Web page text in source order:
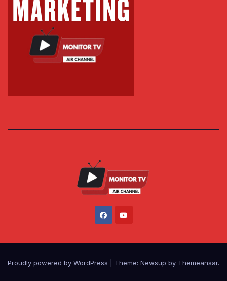
Proudly powered by WordPress Theme: Newsup by Themeansar.